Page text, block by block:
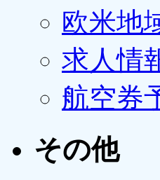
欧米地
求人情
航空券
その他